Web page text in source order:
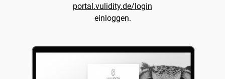
portal.vulidity.de/login
einloggen.